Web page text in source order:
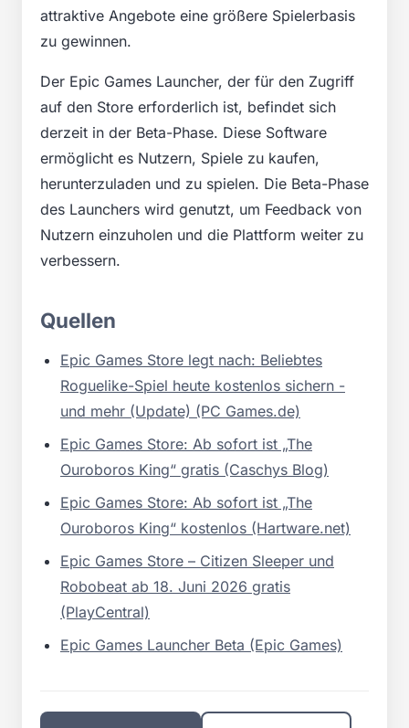
attraktive Angebote eine größere Spielerbasis
zu gewinnen.
Der Epic Games Launcher, der für den Zugriff
auf den Store erforderlich ist, befindet sich
derzeit in der Beta-Phase. Diese Software
ermöglicht es Nutzern, Spiele zu kaufen,
herunterzuladen und zu spielen. Die Beta-Phase
des Launchers wird genutzt, um Feedback von
Nutzern einzuholen und die Plattform weiter zu
verbessern.
Quellen
Epic Games Store legt nach: Beliebtes
Roguelike-Spiel heute kostenlos sichern -
und mehr (Update) (PC Games.de)
Epic Games Store: Ab sofort ist „The
Ouroboros King“ gratis (Caschys Blog)
Epic Games Store: Ab sofort ist „The
Ouroboros King“ kostenlos (Hartware.net)
Epic Games Store – Citizen Sleeper und
Robobeat ab 18. Juni 2026 gratis
(PlayCentral)
Epic Games Launcher Beta (Epic Games)